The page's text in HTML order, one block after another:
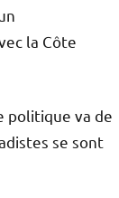
la Côte
politique va de
se sont